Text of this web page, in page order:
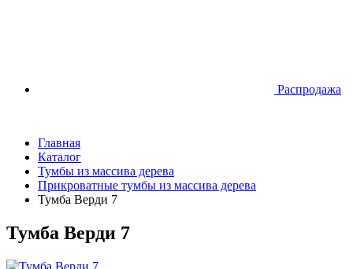
Распродажа
Главная
Каталог
Тумбы из массива дерева
Прикроватные тумбы из массива дерева
Тумба Верди 7
Тумба Верди 7